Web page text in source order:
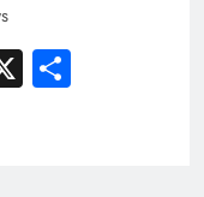
X Share